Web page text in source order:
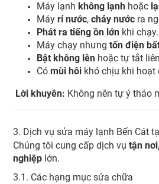
Máy lạnh không lạnh hoặc
Máy rỉ nước, chảy nước ra
Phát ra tiếng ồn lớn khi chạy.
Máy chạy nhưng tốn điện
Bật không lên hoặc tự tắt
Có mùi hôi khó chịu khi hoạt
Lời khuyên: Không nên tự ý tháo
3. Dịch vụ sửa máy lạnh Bến Cát
Chúng tôi cung cấp dịch vụ tận
nghiệp lớn.
3.1. Các hạng mục sửa chữa